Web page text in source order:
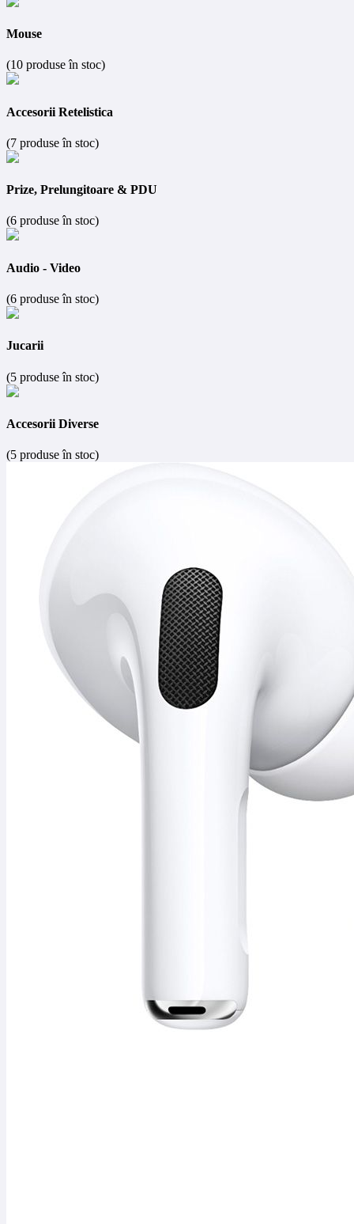
Mouse
(10 produse în stoc)
Accesorii Retelistica
(7 produse în stoc)
Prize, Prelungitoare & PDU
(6 produse în stoc)
Audio - Video
(6 produse în stoc)
Jucarii
(5 produse în stoc)
Accesorii Diverse
(5 produse în stoc)